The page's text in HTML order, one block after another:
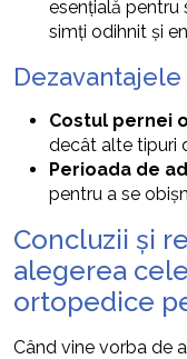
esențială pentru
simți odihnit și
Costul pernei
decât alte tipuri
Perioada de
pentru a se
Concluzii și
alegerea
ortopedice
Când vine vorba de